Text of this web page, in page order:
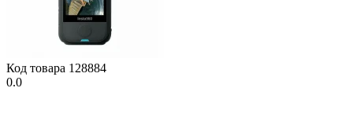
Код товара 128884
0.0